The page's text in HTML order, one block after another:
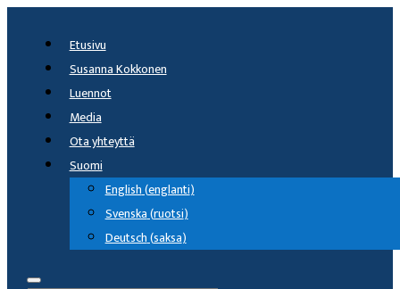
Etusivu
Susanna Kokkonen
Luennot
Media
Ota yhteyttä
Suomi
English(englanti)
Svenska(ruotsi)
Deutsch(saksa)